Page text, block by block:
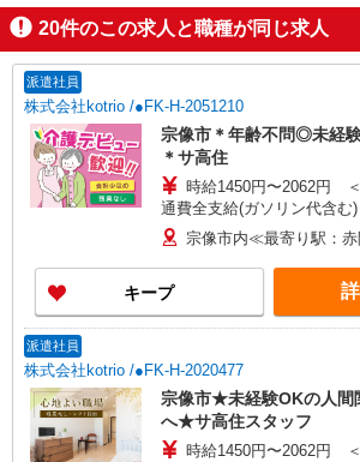
20件のこの求人と職種が同じ求人
派遣社員
株式会社kotrio /●FK-H-2051210
宗像市＊年齢不問◎未経
＊サ高住
時給1450円〜2062円
通費全支給(ガソリン代含む)
宗像市内≪最寄り駅：
キープ
派遣社員
株式会社kotrio /●FK-H-2020477
宗像市★未経験OKの人間
へ★サ高住スタッフ
時給1450円〜2062円